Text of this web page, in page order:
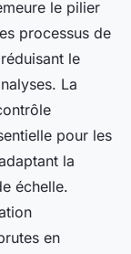
le pilier
processus de
le
La
pour les
la
échelle.
en